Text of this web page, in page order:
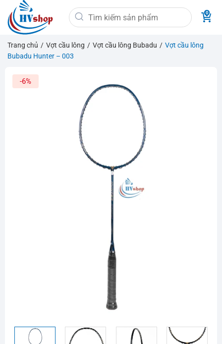
qua
nội
dung
Tìm
kiếm:
Trang chủ / Vợt cầu lông / Vợt cầu lông Bubadu / Vợt cầu lông
Bubadu Hunter – 003
-6%